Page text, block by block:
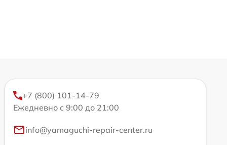
+7 (800) 101-14-79
Ежедневно с 9:00 до 21:00
info@yamaguchi-repair-center.ru